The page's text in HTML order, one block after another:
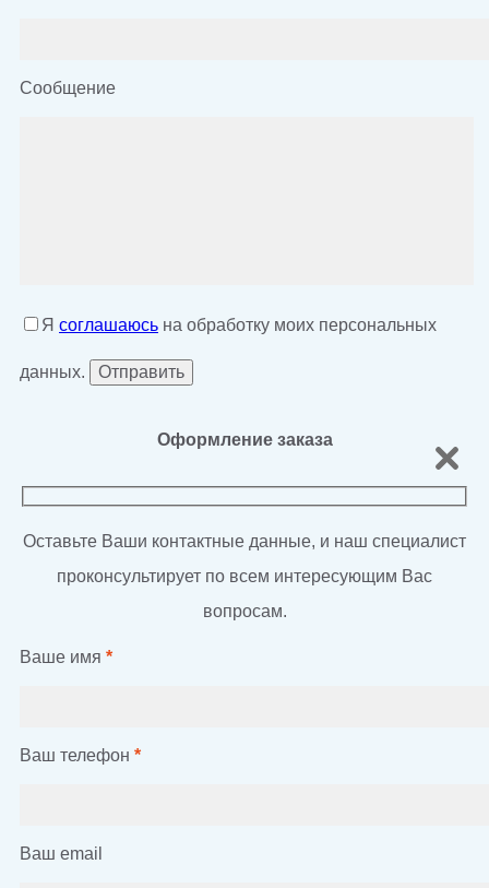
Сообщение
Я соглашаюсь на обработку моих персональных
данных.
Оформление заказа
Оставьте Ваши контактные данные, и наш специалист
проконсультирует по всем интересующим Вас
вопросам.
Ваше имя *
Ваш телефон *
Ваш email